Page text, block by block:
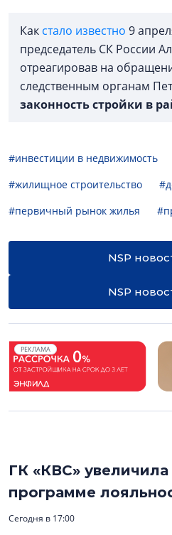
Как стало известно 9
председатель СК России
отреагировав на
следственным органам
законность стройки в
#инвестиции в недвижимость
#жилищное строительство
#первичный рынок жилья
NSP
NSP
РЕКЛАМА
ГК «КВС»
программе
Сегодня в 17:00